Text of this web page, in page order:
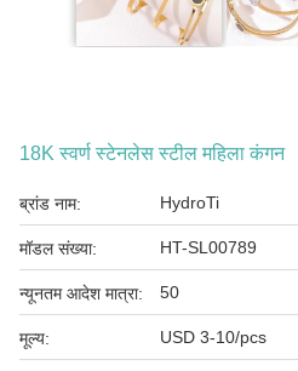
18K स्वर्ण स्टेनलेस स्टील महिला कंगन
ब्रांड नाम: HydroTi
मॉडल संख्या: HT-SL00789
न्यूनतम आदेश मात्रा: 50
मूल्य: USD 3-10/pcs